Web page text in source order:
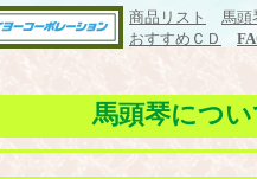
商品リスト
馬頭
おすすめＣＤ
馬頭琴につ